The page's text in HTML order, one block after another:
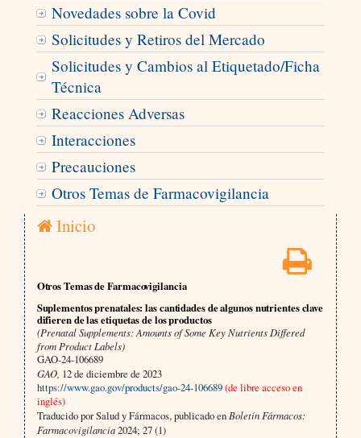
Novedades sobre la Covid
Solicitudes y Retiros del Mercado
Solicitudes y Cambios al Etiquetado/Ficha
Técnica
Reacciones Adversas
Interacciones
Precauciones
Otros Temas de Farmacovigilancia
Inicio
Otros Temas de Farmacovigilancia
Suplementos prenatales: las cantidades de algunos nutrientes clave
difieren de las etiquetas de los productos
(Prenatal Supplements: Amounts of Some Key Nutrients Differed
from Product Labels)
GAO-24-106689
GAO, 12 de diciembre de 2023
https://www.gao.gov/products/gao-24-106689(de libre acceso en
inglés)
Traducido por Salud y Fármacos, publicado en Boletín Fármacos:
Farmacovigilancia2024; 27 (1)